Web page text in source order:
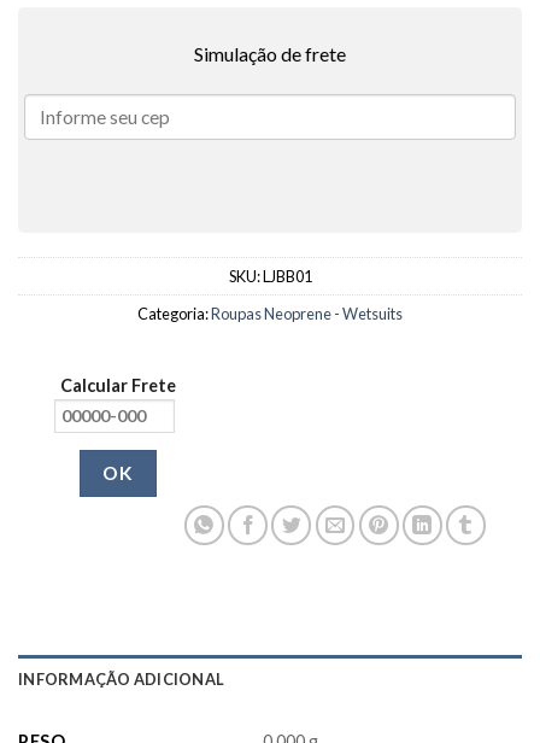
Simulação de frete
SKU:LJBB01
Categoria:Roupas Neoprene - Wetsuits
Calcular Frete
OK
INFORMAÇÃO ADICIONAL